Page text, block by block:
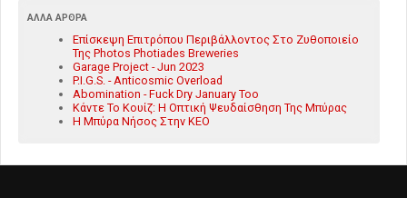
ΆΛΛΑ ΆΡΘΡΑ
Επίσκεψη Επιτρόπου Περιβάλλοντος Στο Ζυθοποιείο
Της Photos Photiades Breweries
Garage Project - Jun 2023
P.I.G.S. - Anticosmic Overload
Abomination - Fuck Dry January Too
Κάντε Το Κουίζ: Η Οπτική Ψευδαίσθηση Της Μπύρας
Η Μπύρα Νήσος Στην ΚΕΟ